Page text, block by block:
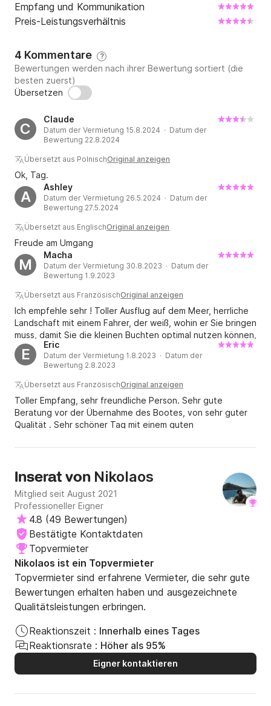
Empfang und Kommunikation
Preis-Leistungsverhältnis
4 Kommentare ?
Bewertungen werden nach ihrer Bewertung sortiert (die
besten zuerst)
Übersetzen
C
Claude
Datum der Vermietung 15.8.2024 · Datum der
Bewertung 22.8.2024
Übersetzt aus PolnischOriginal anzeigen
Ok, Tag.
A
Ashley
Datum der Vermietung 26.5.2024 · Datum der
Bewertung 27.5.2024
Übersetzt aus EnglischOriginal anzeigen
Freude am Umgang
M
Macha
Datum der Vermietung 30.8.2023 · Datum der
Bewertung 1.9.2023
Übersetzt aus FranzösischOriginal anzeigen
Ich empfehle sehr ! Toller Ausflug auf dem Meer, herrliche
Landschaft mit einem Fahrer, der weiß, wohin er Sie bringen
muss, damit Sie die kleinen Buchten optimal nutzen können,
ohne dass zu viele Menschen da sind.
E
Eric
Datum der Vermietung 1.8.2023 · Datum der
Bewertung 2.8.2023
Übersetzt aus FranzösischOriginal anzeigen
Toller Empfang, sehr freundliche Person. Sehr gute
Beratung vor der Übernahme des Bootes, von sehr guter
Qualität . Sehr schöner Tag mit einem guten
Inserat von Nikolaos
Mitglied seit August 2021
Professioneller Eigner
4.8 (49 Bewertungen)
Bestätigte Kontaktdaten
Topvermieter
Nikolaos ist ein Topvermieter
Topvermieter sind erfahrene Vermieter, die sehr gute
Bewertungen erhalten haben und ausgezeichnete
Qualitätsleistungen erbringen.
Reaktionszeit : Innerhalb eines Tages
Reaktionsrate : Höher als 95%
Eigner kontaktieren